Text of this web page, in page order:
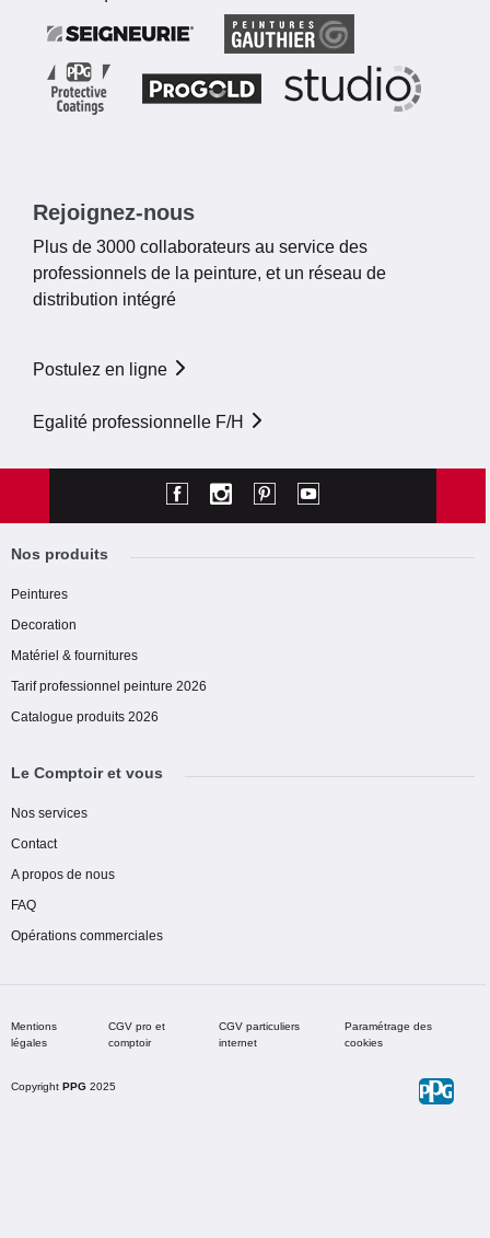
Rejoignez-nous
Plus de 3000 collaborateurs au service des
professionnels de la peinture, et un réseau de
distribution intégré
Postulez en ligne
Egalité professionnelle F/H
Nos produits
Peintures
Decoration
Matériel & fournitures
Tarif professionnel peinture 2026
Catalogue produits 2026
Le Comptoir et vous
Nos services
Contact
A propos de nous
FAQ
Opérations commerciales
Mentions
légales
CGV pro et
comptoir
CGV particuliers
internet
Paramétrage des
cookies
Copyright PPG 2025